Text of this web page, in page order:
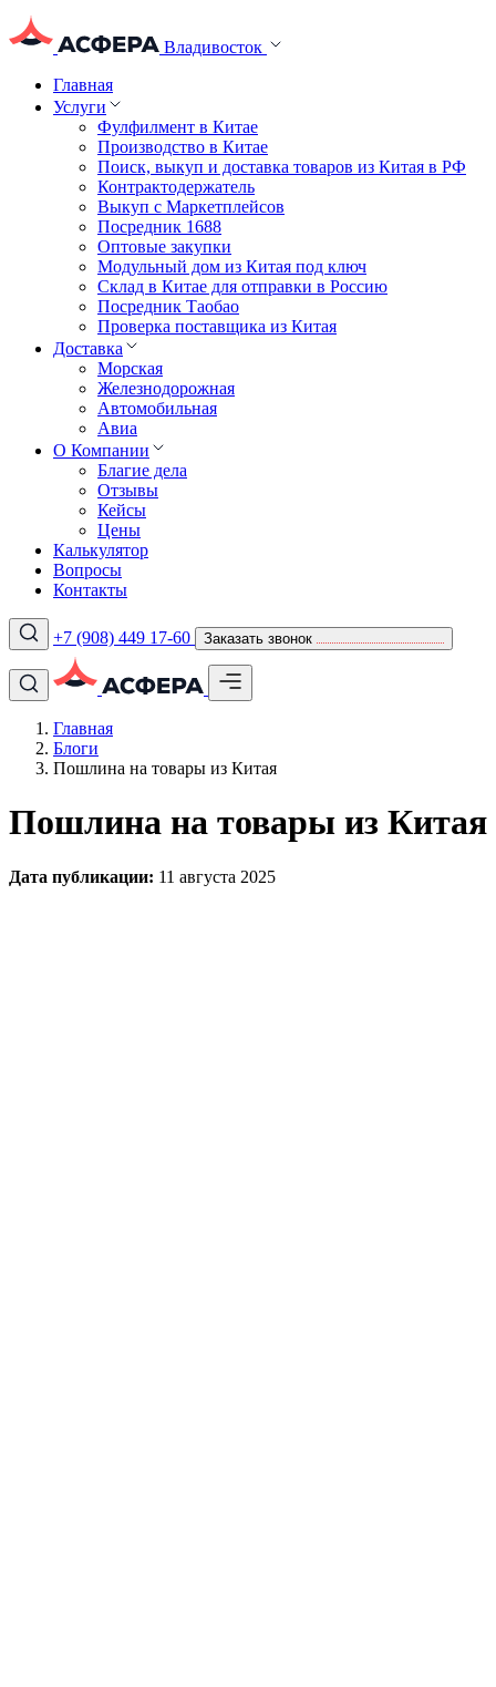
Владивосток
Главная
Услуги
Фулфилмент в Китае
Производство в Китае
Поиск, выкуп и доставка товаров из Китая в РФ
Контрактодержатель
Выкуп с Маркетплейсов
Посредник 1688
Оптовые закупки
Модульный дом из Китая под ключ
Склад в Китае для отправки в Россию
Посредник Таобао
Проверка поставщика из Китая
Доставка
Морская
Железнодорожная
Автомобильная
Авиа
О Компании
Благие дела
Отзывы
Кейсы
Цены
Калькулятор
Вопросы
Контакты
+7 (908) 449 17-60 Заказать звонок
Главная
Блоги
Пошлина на товары из Китая
Пошлина на товары из Китая
Дата публикации: 11 августа 2025